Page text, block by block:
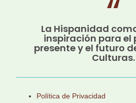
La Hispanidad
inspiración para el
presente y el futuro
Culturas.
Política de Privacidad